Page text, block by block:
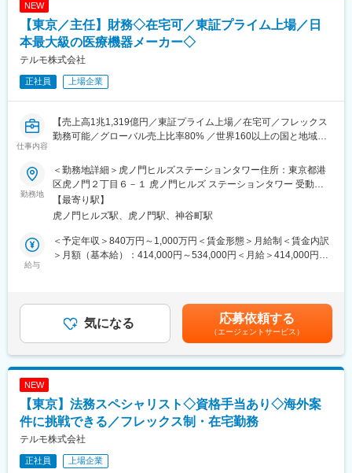
・購買データの抽出・分析、価格変動や購買実績のレポーティン
グ
・社内ステークホルダーへのコスト妥当性検証・最適調達サービ
・購買プロセスの業務改善、必要時には直接材購買業務のサポー
■扱うサービス
間接材全般（設備・オフィス用品・IT・業務委託など）
■組織構成
経営企画本部オペレーション管理部に所属、5名のチーム（恵比寿
オフィス勤務）
全社横断で購買戦略やコスト最適化に携わり、サプライヤー交渉
から契約まで一貫して担当。購買プロフェッショナルとして専門
OJTや制度研修により、医薬品業界未経験でもキャッチアップ可
能です。
フレックスタイム制度・週2日までの在宅勤務可、平均残業20h、
■想定されるキャリアパス
購買分野の専門性を高め、将来的に全社調達戦略のリーダーや部
門横断プロジェクトへの参画などキャリアアップが可能。
■企業の特徴/魅力
NEW
【東京／主任】財務◇在宅可／東証プライム上場／日
本最大級の医療機器メーカー◇
テルモ株式会社
正社員 上場企業
仕事内容
【売上高1兆1,319億円／東証プライム上場／在宅可／フレックス
勤務可能／グローバル売上比率80% ／世界160以上の国と地域で
■業務内容：
ご経験や適性を鑑みて、以下のいずれかの業務を担当いただきま
す。（将来的にはローテーションの可能性もあります。）
・資金繰り管理、全社財務計画、資金調達の実務支援
・金融機関との折衝および窓口業務
・決算実務のメンバー支援
・為替リスクヘッジの施策立案および実行支援
・財務業務の効率化、改善の立案と推進
ど）
※ご経験やスキルに応じて、業務内容は柔軟に検討いたします。
社内ローテーション等に伴う欠員の補充、グローバル化にむけた
勤務地
＜勤務地詳細＞虎ノ門ヒルズステーションタワー住所：東京都港
区虎ノ門２丁目６－１ 虎ノ門ヒルズ ステーションタワー 受動喫
煙対策：敷地内喫煙可能場所あり変更の範囲：会社の定める事業
所
【最寄り駅】
虎ノ門ヒルズ駅、虎ノ門駅、神谷町駅
給与
＜予定年収＞840万円～1,000万円＜賃金形態＞月給制＜賃金内訳
＞月額（基本給）：414,000円～534,000円＜月給＞414,000円～
格あり（年1回）■職位：主任職賃金はあくまでも目安の金額であ
り、選考を通じて上下する可能性があります。月給(月額)は固定手
当を含めた表記です。
気になる 応募依頼する
（エージェントサービス）
NEW
【東京】法務スペシャリスト◇資格手当あり◇海外案
件に挑戦できる／フレックス制・在宅勤務
テルモ株式会社
正社員 上場企業